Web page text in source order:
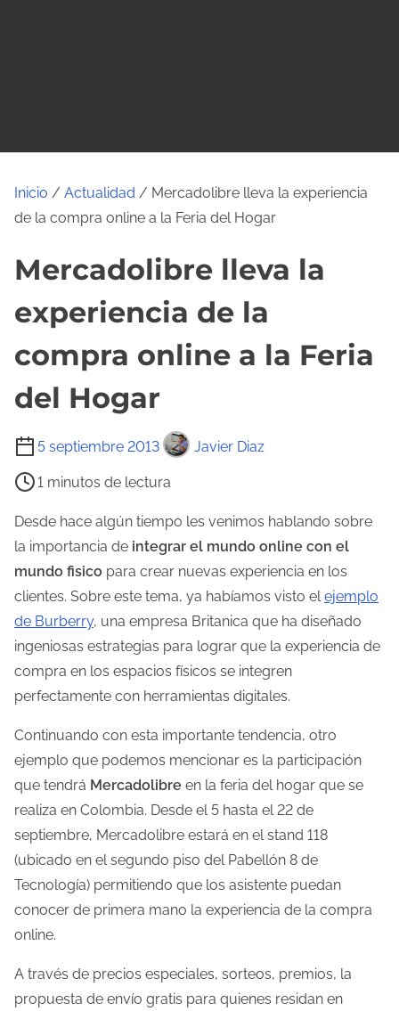
Inicio / Actualidad / Mercadolibre lleva la experiencia
de la compra online a la Feria del Hogar
Mercadolibre lleva la
experiencia de la
compra online a la Feria
del Hogar
5 septiembre 2013 Javier Diaz
T
e
m
p
o
d
e
l
e
c
u
r
a
d
e
l
a
e
n
1 minutos de lectura
Desde hace algún tiempo les venimos hablando sobre
la importancia de integrar el mundo online con el
mundo fisico para crear nuevas experiencia en los
clientes. Sobre este tema, ya habíamos visto el ejemplo
de Burberry, una empresa Britanica que ha diseñado
ingeniosas estrategias para lograr que la experiencia de
compra en los espacios físicos se integren
perfectamente con herramientas digitales.
Continuando con esta importante tendencia, otro
ejemplo que podemos mencionar es la participación
que tendrá Mercadolibre en la feria del hogar que se
realiza en Colombia. Desde el 5 hasta el 22 de
septiembre, Mercadolibre estará en el stand 118
(ubicado en el segundo piso del Pabellón 8 de
Tecnología) permitiendo que los asistente puedan
conocer de primera mano la experiencia de la compra
online.
A través de precios especiales, sorteos, premios, la
propuesta de envío gratis para quienes residan en